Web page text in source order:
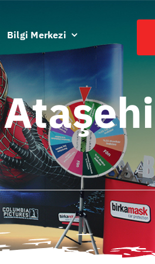
Bilgi Merkezi